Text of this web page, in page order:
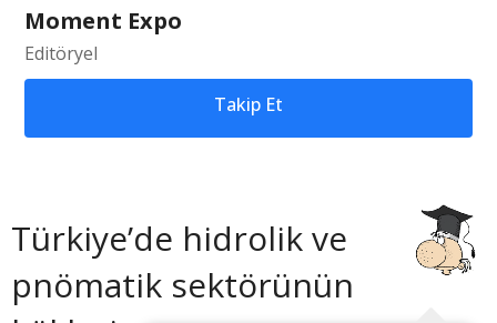
Moment Expo
Editöryel
Takip Et
Türkiye’de hidrolik ve
pnömatik sektörünün